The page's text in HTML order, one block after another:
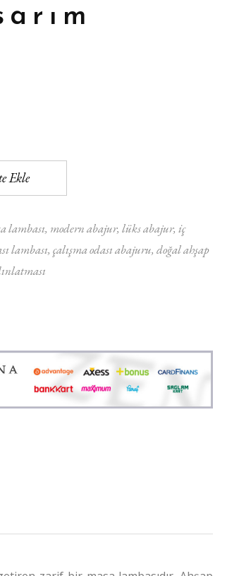
Ekle
lambası modern abajur lüks abajur iç
lambası çalışma odası abajuru doğal ahşap